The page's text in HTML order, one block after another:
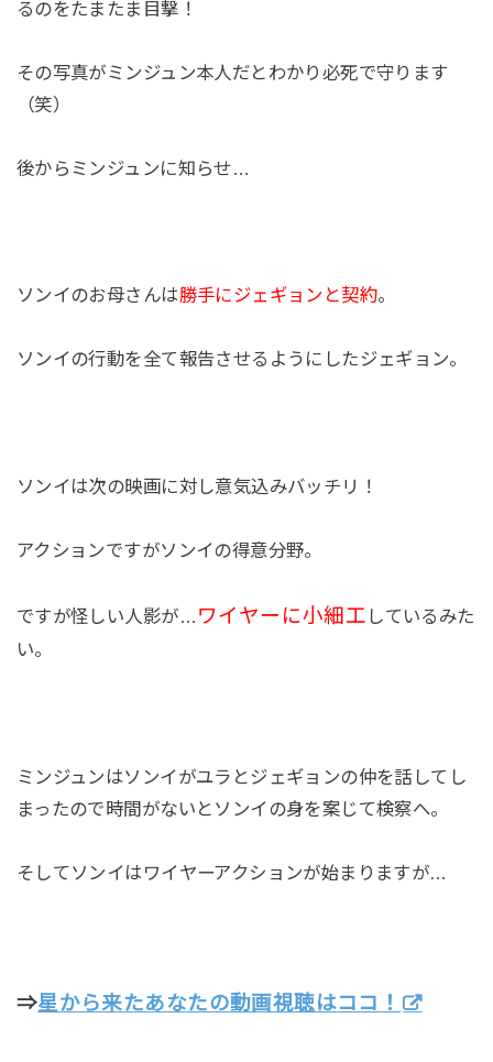
るのをたまたま目撃！
その写真がミンジュン本人だとわかり必死で守ります
（笑）
後からミンジュンに知らせ…
ソンイのお母さんは勝手にジェギョンと契約。
ソンイの行動を全て報告させるようにしたジェギョン。
ソンイは次の映画に対し意気込みバッチリ！
アクションですがソンイの得意分野。
ですが怪しい人影が… ワイヤーに小細工 しているみた
い。
ミンジュンはソンイがユラとジェギョンの仲を話してし
まったので時間がないとソンイの身を案じて検察へ。
そしてソンイはワイヤーアクションが始まりますが…
⇒星から来たあなたの動画視聴はココ！